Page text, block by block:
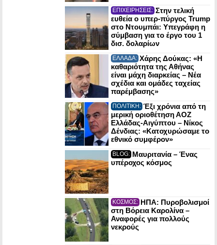
ΕΠΙΧΕΙΡΗΣΕΙΣ: Στην τελική
ευθεία ο υπερ-πύργος Trump
στο Ντουμπάι: Υπεγράφη η
σύμβαση για το έργο του 1
δισ. δολαρίων
ΕΛΛΑΔΑ: Χάρης Δούκας: «Η
καθαριότητα της Αθήνας
είναι μάχη διαρκείας – Νέα
σχέδια και ομάδες ταχείας
παρέμβασης»
ΠΟΛΙΤΙΚΗ: Έξι χρόνια από τη
μερική οριοθέτηση ΑΟΖ
Ελλάδας-Αιγύπτου – Νίκος
Δένδιας: «Κατοχυρώσαμε το
εθνικό συμφέρον»
BLOG: Μαυριτανία – Ένας
υπέροχος κόσμος
ΚΟΣΜΟΣ: ΗΠΑ: Πυροβολισμοί
στη Βόρεια Καρολίνα –
Αναφορές για πολλούς
νεκρούς